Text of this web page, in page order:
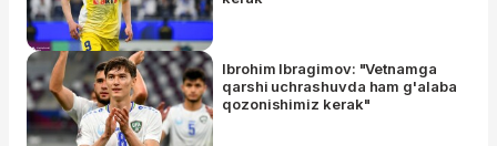
Ibrohim Ibragimov: "Vetnamga
qarshi uchrashuvda ham g'alaba
qozonishimiz kerak"